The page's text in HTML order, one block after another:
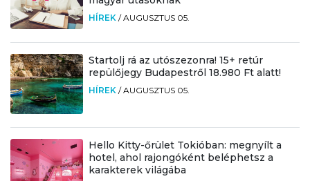
HÍREK /AUGUSZTUS 05.
Startolj rá az utószezonra! 15+ retúr
repülőjegy Budapestről 18.980 Ft alatt!
HÍREK /AUGUSZTUS 05.
Hello Kitty-őrület Tokióban: megnyílt a
hotel, ahol rajongóként beléphetsz a
karakterek világába